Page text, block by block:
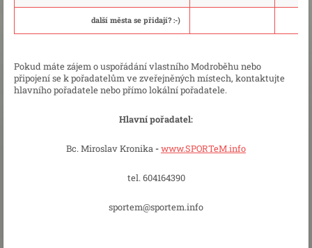
další města se přidají? :-)
Pokud máte zájem o uspořádání vlastního Modroběhu nebo
připojení se k pořadatelům ve zveřejněných místech, kontaktujte
hlavního pořadatele nebo přímo lokální pořadatele.
Hlavní pořadatel:
Bc. Miroslav Kronika -www.SPORTeM.info
tel. 604164390
sportem@sportem.info